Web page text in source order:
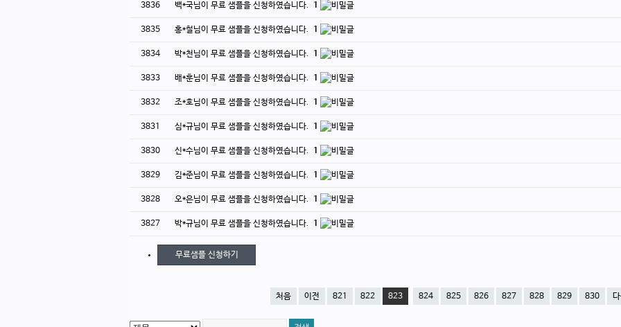
3836 백*국님이 무료 샘플을 신청하였습니다. 1
3835 홍*철님이 무료 샘플을 신청하였습니다. 1
3834 박*천님이 무료 샘플을 신청하였습니다. 1
3833 배*훈님이 무료 샘플을 신청하였습니다. 1
3832 조*호님이 무료 샘플을 신청하였습니다. 1
3831 심*규님이 무료 샘플을 신청하였습니다. 1
3830 신*수님이 무료 샘플을 신청하였습니다. 1
3829 김*준님이 무료 샘플을 신청하였습니다. 1
3828 오*은님이 무료 샘플을 신청하였습니다. 1
3827 박*규님이 무료 샘플을 신청하였습니다. 1
무료샘플 신청하기
처음 이전 821 822 823 824 825 826 827 828 829 830